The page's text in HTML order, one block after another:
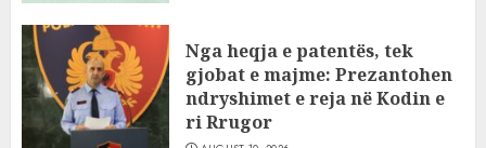
Nga heqja e patentës, tek
gjobat e majme: Prezantohen
ndryshimet e reja në Kodin e
ri Rrugor